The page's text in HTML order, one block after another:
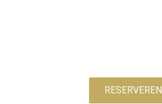
RESERVEREN